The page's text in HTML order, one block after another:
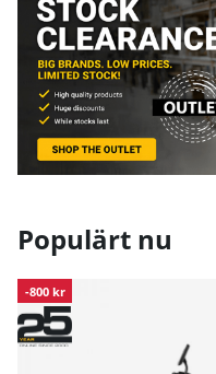
Populärt nu
-800 kr